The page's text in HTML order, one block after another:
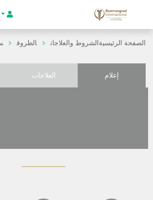
الصفحة الرئيسيةالشروط والعلاجات الظروف
إعلام العلاجات